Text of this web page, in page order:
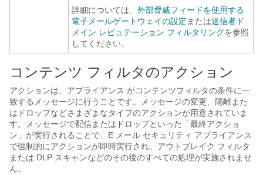
詳細については、 外部脅威フィードを使用する
電子メールゲートウェイの設定 または送信者ド
メイン レピュテーション フィルタリングを参照
してください。
コンテンツ フィルタのアクション
アクションは、 アプライアンス がコンテンツフィルタの条件に一
致するメッセージに行うことです。メッセージの変更、隔離また
はドロップなどさまざまなタイプのアクションが用意されていま
す。メッセージで配信またはドロップといった「最終アクショ
ン」が実行されることで、E メール セキュリティ アプライアンス
で強制的にアクションが即時実行され、アウトブレイク フィルタ
または DLP スキャンなどのその後のすべての処理が実施されませ
ん。